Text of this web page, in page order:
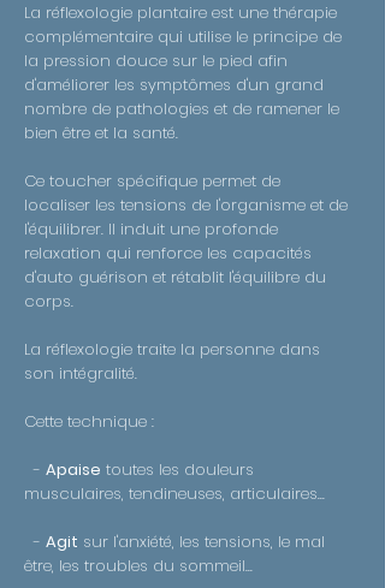
La réflexologie plantaire est une thérapie
complémentaire qui utilise le principe de
la pression douce sur le pied afin
d'améliorer les symptômes d'un grand
nombre de pathologies et de ramener le
bien être et la santé.
Ce toucher spécifique permet de
localiser les tensions de l'organisme et de
l'équilibrer. Il induit une profonde
relaxation qui renforce les capacités
d'auto guérison et rétablit l'équilibre du
corps.
La réflexologie traite la personne dans
son intégralité.
Cette technique :
- Apaise toutes les douleurs
musculaires, tendineuses, articulaires...
- Agit sur l'anxiété, les tensions, le mal
être, les troubles du sommeil...